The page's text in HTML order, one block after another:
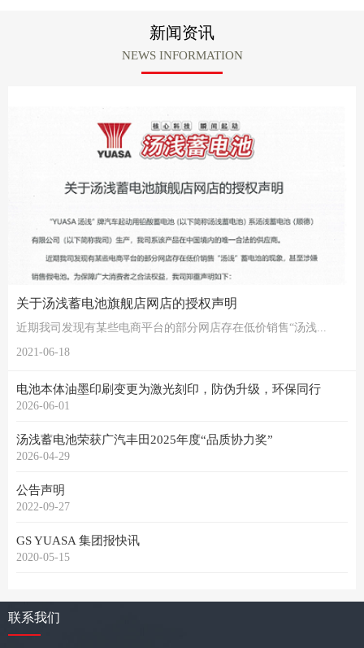
新闻资讯
NEWS INFORMATION
关于汤浅蓄电池旗舰店网店的授权声明
近期我司发现有某些电商平台的部分网店存在低价销售“汤浅...
2021-06-18
电池本体油墨印刷变更为激光刻印，防伪升级，环保同行
2026-06-01
汤浅蓄电池荣获广汽丰田2025年度“品质协力奖”
2026-04-29
公告声明
2022-09-27
GS YUASA 集团报快讯
2020-05-15
联系我们